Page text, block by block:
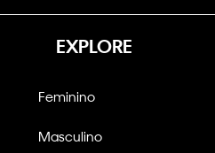
EXPLORE
Feminino
Masculino